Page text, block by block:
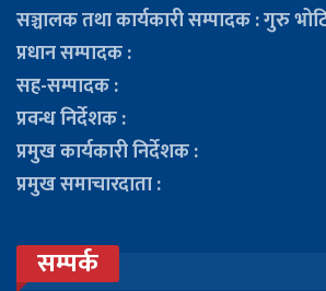
सञ्चालक तथा कार्यकारी सम्पादक : गुरु
प्रधान सम्पादक :
सह-सम्पादक :
प्रवन्ध निर्देशक :
प्रमुख कार्यकारी निर्देशक :
प्रमुख समाचारदाता :
सम्पर्क